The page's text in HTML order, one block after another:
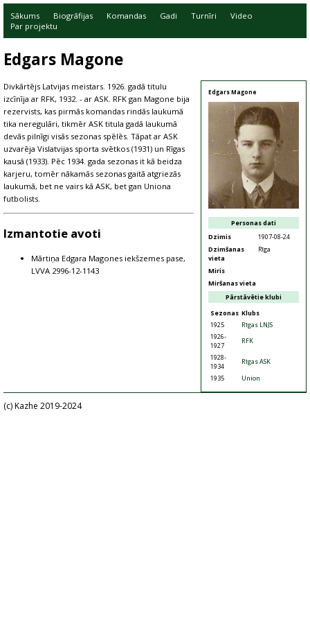
Sākums Biogrāfijas Komandas Gadi Turnīri
Video
Par projektu
Edgars Magone
Edgars Magone
Personas dati
Dzimis
1907-08-24
Dzimšanas
vieta
Rīga
Miris
Miršanas vieta
Pārstāvētie klubi
Sezonas Klubs
1925
Rīgas LNJS
1926-
1927
RFK
1928-
1934
Rīgas ASK
1935
Union
Divkārtējs Latvijas meistars. 1926. gadā titulu
izcīnīja ar RFK, 1932. - ar ASK. RFK gan Magone bija
rezervists, kas pirmās komandas rindās laukumā
tika neregulāri, tikmēr ASK titula gadā laukumā
devās pilnīgi visās sezonas spēlēs. Tāpat ar ASK
uzvarēja Vislatvijas sporta svētkos (1931) un Rīgas
kausā (1933). Pēc 1934. gada sezonas it kā beidza
karjeru, tomēr nākamās sezonas gaitā atgriezās
laukumā, bet ne vairs kā ASK, bet gan Uniona
futbolists.
Izmantotie avoti
Mārtiņa Edgara Magones iekšzemes pase,
LVVA 2996-12-1143
(c) Kazhe 2019-2024